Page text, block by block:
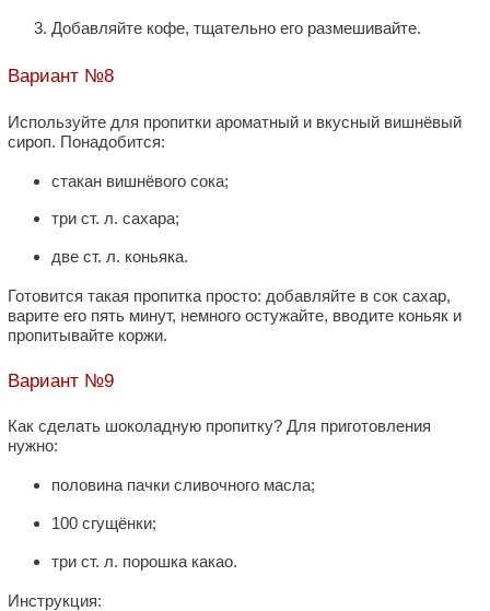
Добавляйте кофе, тщательно его размешивайте.
Вариант №8
Используйте для пропитки ароматный и вкусный вишнёвый
сироп. Понадобится:
стакан вишнёвого сока;
три ст. л. сахара;
две ст. л. коньяка.
Готовится такая пропитка просто: добавляйте в сок сахар,
варите его пять минут, немного остужайте, вводите коньяк и
пропитывайте коржи.
Вариант №9
Как сделать шоколадную пропитку? Для приготовления
нужно:
половина пачки сливочного масла;
100 сгущёнки;
три ст. л. порошка какао.
Инструкция: